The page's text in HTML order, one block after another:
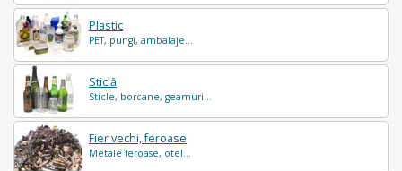
Plastic
PET, pungi, ambalaje...
Sticlă
Sticle, borcane, geamuri...
Fier vechi, feroase
Metale feroase, otel...